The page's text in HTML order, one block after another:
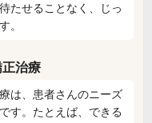
たせることなく、じっ
。
治療
は、患者さんのニーズ
す。たとえば、できる